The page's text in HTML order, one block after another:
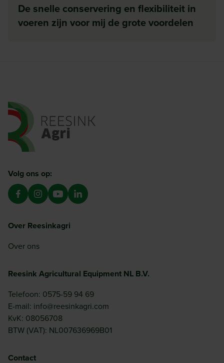
De snelle conservering en flexibiliteit in
voeren zijn voor mij de grote voordelen
Volg ons op:
Over Reesinkagri
Over ons
Reesink Agricultural Equipment NL B.V.
Telefoon: 0575-59 94 69
E-mail: info@reesinkagri.com
KvK: 08056708
BTW (VAT): NL007636969B01
Contact